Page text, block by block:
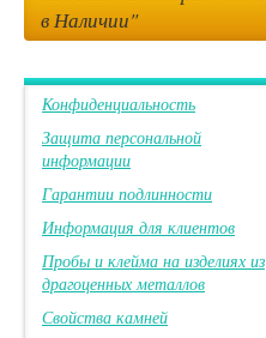
в Наличии"
Конфиденциальность
Защита персональной
информации
Гарантии подлинности
Информация для клиентов
Пробы и клейма на изделиях из
драгоценных металлов
Свойства камней